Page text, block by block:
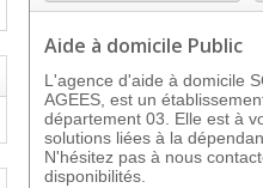
Aide à domicile Public
L'agence d'aide à domicile
AGEES, est un
département 03. Elle est à
solutions liées à la
N'hésitez pas à nous
disponibilités.